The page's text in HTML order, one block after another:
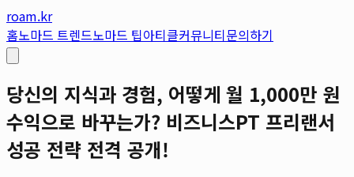
roam.kr
홈노마드 트렌드노마드 팁아티클커뮤니티문의하기
당신의 지식과 경험, 어떻게 월 1,000만 원
수익으로 바꾸는가? 비즈니스PT 프리랜서
성공 전략 전격 공개!